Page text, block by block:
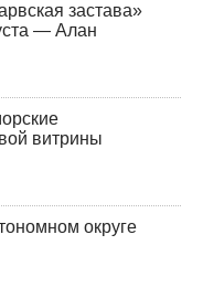
застава»
— Алан
витрины
округе